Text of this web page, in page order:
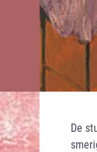
De